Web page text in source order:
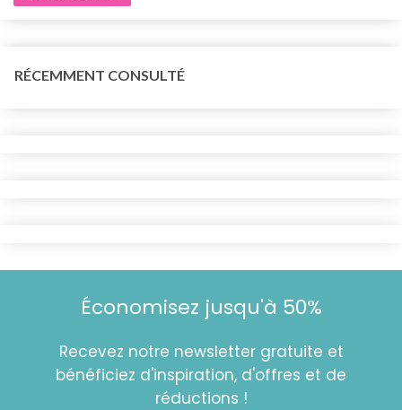
RÉCEMMENT CONSULTÉ
Économisez jusqu'à 50%
Recevez notre newsletter gratuite et
bénéficiez d'inspiration, d'offres et de
réductions !